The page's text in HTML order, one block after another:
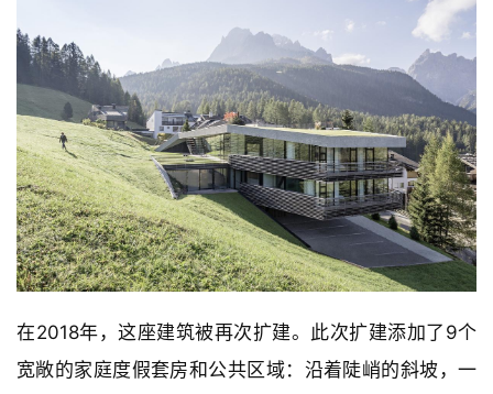
在2018年，这座建筑被再次扩建。此次扩建添加了9个
宽敞的家庭度假套房和公共区域：沿着陡峭的斜坡，一